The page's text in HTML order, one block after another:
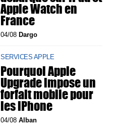
Apple Watch en
France
04/08Dargo
SERVICES APPLE
Pourquoi Apple
Upgrade impose un
forfait mobile pour
les iPhone
04/08Alban